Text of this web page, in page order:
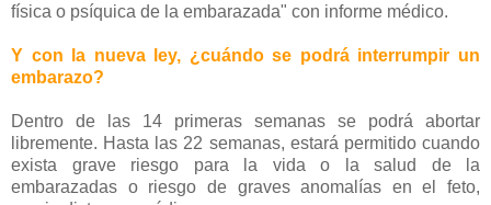
física o psíquica de la embarazada" con informe médico.
Y con la nueva ley, ¿cuándo se podrá interrumpir un
embarazo?
Dentro de las 14 primeras semanas se podrá abortar
libremente. Hasta las 22 semanas, estará permitido cuando
exista grave riesgo para la vida o la salud de la
embarazadas o riesgo de graves anomalías en el feto,